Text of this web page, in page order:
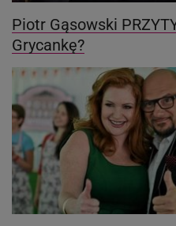
Piotr Gąsowski
Grycankę?